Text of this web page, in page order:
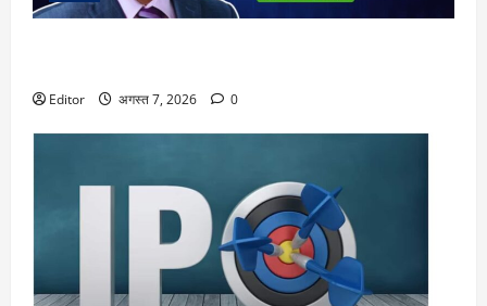
Editor अगस्त 7, 2026 0